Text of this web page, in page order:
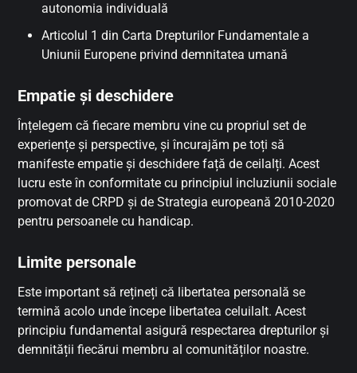
autonomia individuală
Articolul 1 din Carta Drepturilor Fundamentale a
Uniunii Europene privind demnitatea umană
Empatie și deschidere
Înțelegem că fiecare membru vine cu propriul set de
experiențe și perspective, și încurajăm pe toți să
manifeste empatie și deschidere față de ceilalți. Acest
lucru este în conformitate cu principiul incluziunii sociale
promovat de CRPD și de Strategia europeană 2010-2020
pentru persoanele cu handicap.
Limite personale
Este important să rețineți că libertatea personală se
termină acolo unde începe libertatea celuilalt. Acest
principiu fundamental asigură respectarea drepturilor și
demnității fiecărui membru al comunităților noastre.